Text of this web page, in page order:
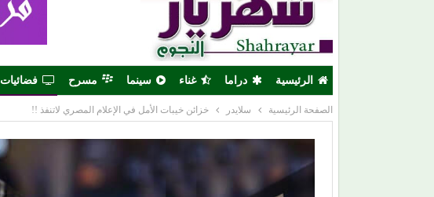
الرئيسية دراما غناء سينما مسرح فضائيات
الصفحة الرئيسية سلايدر خزائن خيبات الأمل في الإعلام المصري لاتنفذ !!